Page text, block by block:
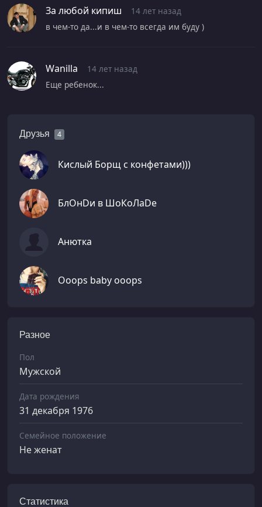
За любой кипиш
14 лет назад
в чем-то да...и в чем-то всегда им буду )
Wanilla
14 лет назад
Еще ребенок...
Друзья 4
Кислый Борщ с конфетами)))
БлОнDи в ШоКоЛаDе
Анютка
Ooops baby ooops
Разное
Пол
Мужской
Дата рождения
31 декабря 1976
Семейное положение
Не женат
Статистика